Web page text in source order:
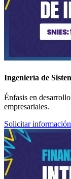
Ingeniería de
Énfasis en
empresariales.
Solicitar información